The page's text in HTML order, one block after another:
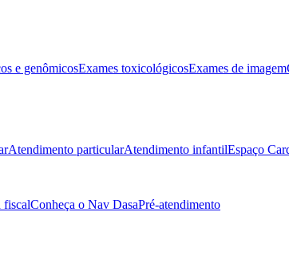
e genômicosExames toxicológicosExames de imagem
Atendimento particularAtendimento infantilEspaço
fiscalConheça o Nav DasaPré-atendimento